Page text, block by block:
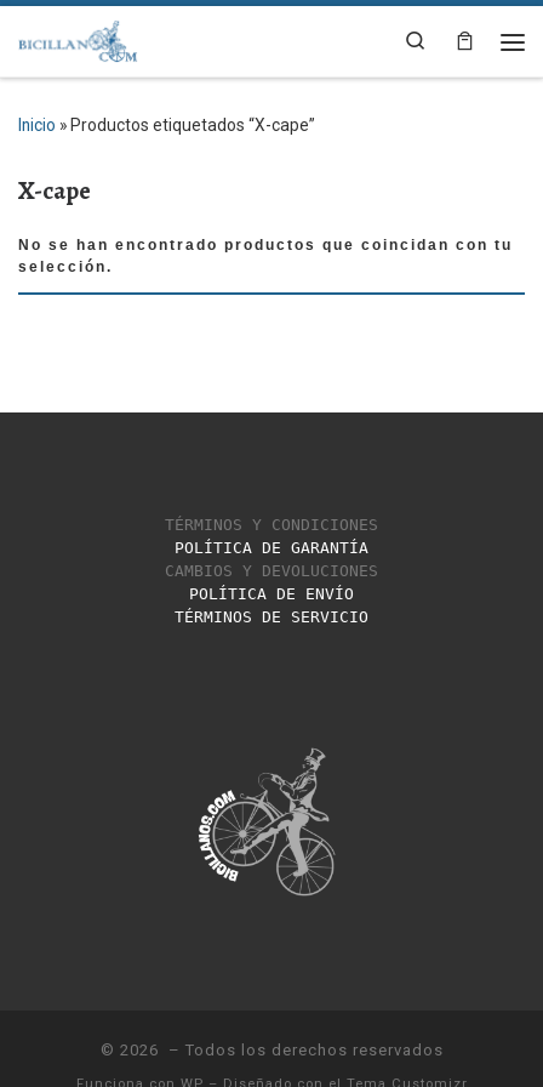
Saltar al contenido
Search
Inicio » Productos etiquetados “X-cape”
X-cape
No se han encontrado productos que coincidan con tu
selección.
TÉRMINOS Y CONDICIONES
POLÍTICA DE GARANTÍA
CAMBIOS Y DEVOLUCIONES
POLÍTICA DE ENVÍO
TÉRMINOS DE SERVICIO
© 2026 – Todos los derechos reservados
Funciona con WP – Diseñado con el Tema Customizr